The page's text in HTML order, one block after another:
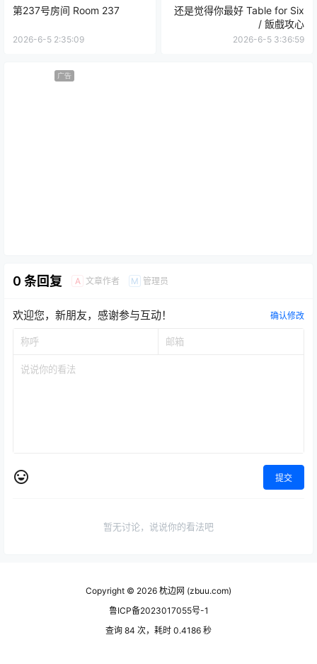
第237号房间 Room 237
2026-6-5 2:35:09
还是觉得你最好 Table for Six
/ 飯戲攻心
2026-6-5 3:36:59
广告
0 条回复 A 文章作者 M 管理员
欢迎您，新朋友，感谢参与互动！ 确认修改
提交
暂无讨论，说说你的看法吧
Copyright © 2026 枕边网 (zbuu.com)
鲁ICP备2023017055号-1
查询 84 次，耗时 0.4186 秒